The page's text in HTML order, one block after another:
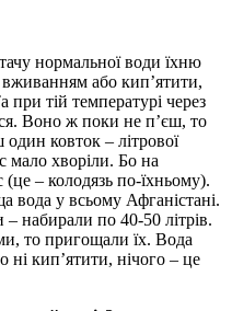
нормальної води їхню
або кип’ятити,
тій температурі через
Воно ж поки не п’єш, то
ковток – літрової
мало хворіли. Бо на
(це – колодязь по-їхньому).
вода у всьому Афганістані.
набирали по 40-50 літрів.
то пригощали їх. Вода
ні кип’ятити, нічого – це